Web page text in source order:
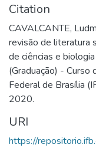
Citation
CAVALCANTE,
revisão de literatura
de ciências e
(Graduação) - Curso
Federal de Brasília
2020.
URI
https://